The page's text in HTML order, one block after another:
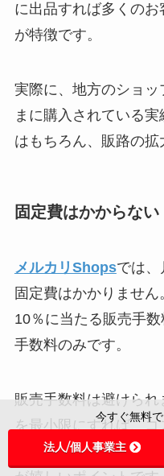
に出品すれば多くの
が特徴です。
実際に、地方のショッ
まに購入されている
はもちろん、販路の拡
固定費はかからない
メルカリShopsでは、
固定費はかかりませ
10％に当たる販売手
手数料のみです。
販売手数料は避けら
を最小限にすれば、コ
費用を気にせずにネ
今すぐ無料
法人/個人事業主